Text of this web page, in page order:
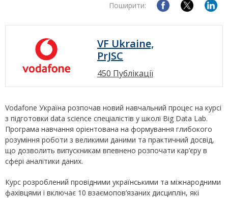
Поширити:
VF Ukraine,
PrJSC
450 Публікації
Vodafone Україна розпочав новий навчальний процес на курсі
з підготовки data science спеціалістів у школі Big Data Lab.
Програма навчання орієнтована на формування глибокого
розуміння роботи з великими даними та практичний досвід,
що дозволить випускникам впевнено розпочати кар’єру в
сфері аналітики даних.
Курс розроблений провідними українськими та міжнародними
фахівцями і включає 10 взаємопов’язаних дисциплін, які